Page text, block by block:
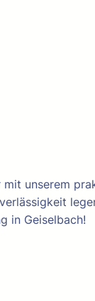
unserem
in Geiselbach!